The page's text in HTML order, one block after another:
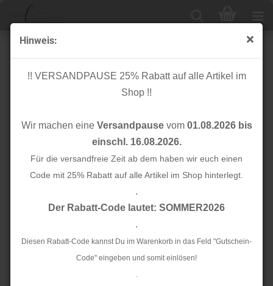
Hinweis:
!! VERSANDPAUSE 25% Rabatt auf alle Artikel im
Shop !!
Wir machen eine Versandpausevom 01.08.2026 bis
einschl. 16.08.2026.
Für die versandfreie Zeit ab dem haben wir euch einen
Code mit 25% Rabatt auf alle Artikel im Shop hinterlegt.
.
Der Rabatt-Code lautet: SOMMER2026
.
Diesen Rabatt-Code kannst Du im Warenkorb in das Feld "Gutschein-
Code" eingeben und somit einlösen!
.
Bio Flachkordel - Twist Me - Dots - 1,2 cm - Col.15 -
Albstoffe - Hamburger Liebe